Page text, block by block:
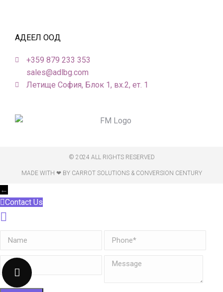
АДЕЕЛ ООД
+359 879 233 353
sales@adlbg.com
Летище София, Блок 1, вх.2, ет. 1
© 2024 ALL RIGHTS RESERVED
MADE WITH ❤ BY CARROT SOLUTIONS & CONVERSION CENTURY
←
Contact Us